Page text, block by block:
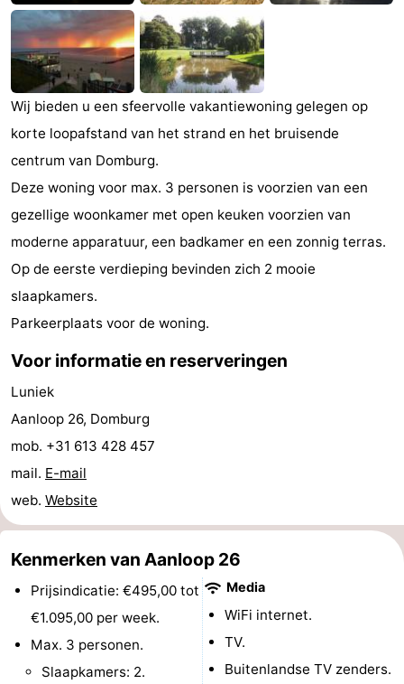
Zien
&
doen
Bezienswaardigheden
-
Monumenten
-
Molens
-
Vuurtorens
-
Uitkijkpunten
Attracties
Speeltuinen
-
Binnenspeeltuinen
Bowlen
-
Minigolfbanen
Wellness
centra
Dorpen
&
Natuur
Sporten
Wij bieden u een sfeervolle vakantiewoning gelegen op
korte loopafstand van het strand en het bruisende
centrum van Domburg.
Deze woning voor max. 3 personen is voorzien van een
gezellige woonkamer met open keuken voorzien van
moderne apparatuur, een badkamer en een zonnig terras.
Op de eerste verdieping bevinden zich 2 mooie
slaapkamers.
Parkeerplaats voor de woning.
Voor informatie en reserveringen
Luniek
Aanloop 26, Domburg
mob. +31 613 428 457
mail. E-mail
web. Website
Kenmerken van Aanloop 26
Prijsindicatie: €495,00 tot
€1.095,00 per week.
Max. 3 personen.
Slaapkamers: 2.
Media
WiFi internet.
TV.
Buitenlandse TV zenders.